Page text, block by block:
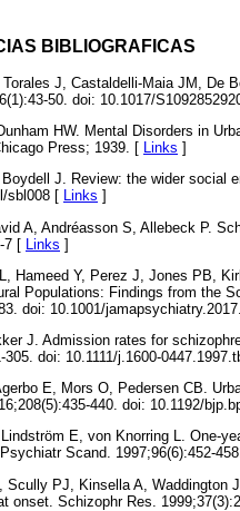
BIBLIOGRAFICAS
J, Castaldelli-Maia JM, De
50. doi: 10.1017/
HW. Mental Disorders in
Press; 1939. [ Links ]
J. Review: the wider social
sbl008 [ Links ]
A, Andréasson S, Allebeck P.
7 [ Links ]
Hameed Y, Perez J, Jones PB,
Populations: Findings from the
doi: 10.1001/
J. Admission rates for
305. doi: 10.1111/j.1600-
E, Mors O, Pedersen CB.
440. doi: 10.1192/
E, von Knorring L. One-
Scand. 1997;96(6):452-
Scully PJ, Kinsella A, Waddington
onset. Schizophr Res.